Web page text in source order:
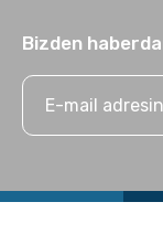
Bizden